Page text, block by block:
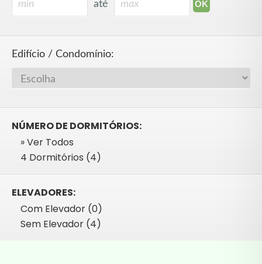
até
Edifício / Condomínio:
NÚMERO DE DORMITÓRIOS:
» Ver Todos
4 Dormitórios (4)
ELEVADORES:
Com Elevador (0)
Sem Elevador (4)